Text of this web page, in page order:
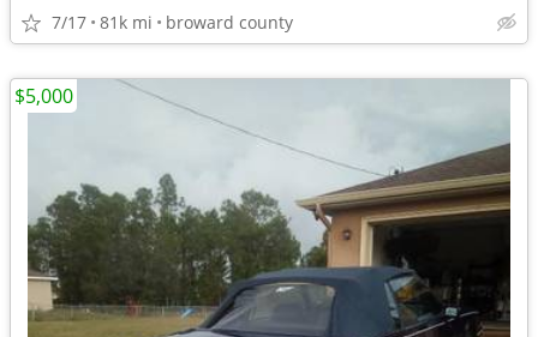
7/17 81k mi broward county
$5,000